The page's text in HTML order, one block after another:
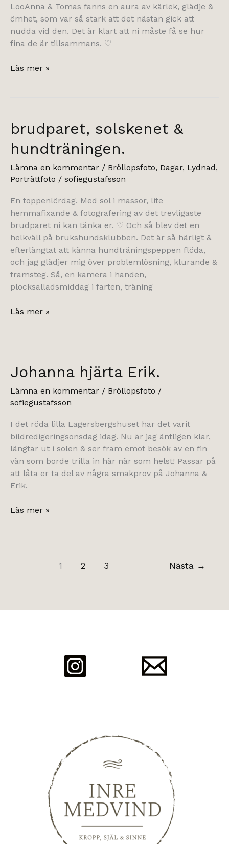
LooAnna & Tomas fanns en aura av kärlek, glädje &
ömhet, som var så stark att det nästan gick att
nudda vid den. Det är klart att ni måste få se hur
fina de är tillsammans. ♡
den
Läs mer »
brudparet, solskenet &
hundträningen.
Lämna en kommentar / Bröllopsfoto, Dagar, Lydnad,
Porträttfoto / sofiegustafsson
En toppenlördag. Med sol i massor, lite
hemmafixande & fotografering av det trevligaste
brudparet ni kan tänka er. ♡ Och så blev det en
helkväll på brukshundsklubben. Det är så härligt &
efterlängtat att känna hundträningspeppen flöda,
och jag glädjer mig över problemlösning, klurande &
framsteg. Så, en kamera i handen,
plocksalladsmiddag i farten, träning
brudparet,
Läs mer »
Johanna hjärta Erik.
Lämna en kommentar / Bröllopsfoto /
sofiegustafsson
I det röda lilla Lagersbergshuset har det varit
bildredigeringsonsdag idag. Nu är jag äntligen klar,
längtar ut i solen & ser fram emot besök av en fin
vän som borde trilla in här när som helst! Passar på
att låta er ta del av några smakprov på Johanna &
Erik.
Johanna
Läs mer »
1 2 3 Nästa →